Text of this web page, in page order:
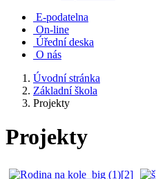
E-podatelna
On-line
Úřední deska
O nás
Úvodní stránka
Základní škola
Projekty
Projekty